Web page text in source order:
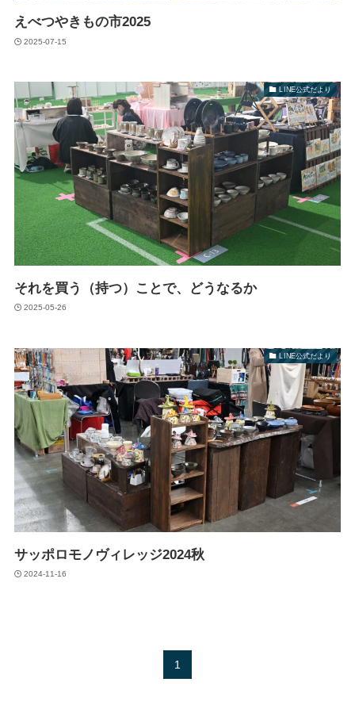
えべつやきもの市2025
2025-07-15
LINE公式だより
それを買う（持つ）ことで、どうなるか
2025-05-26
LINE公式だより
サッポロモノヴィレッジ2024秋
2024-11-16
1